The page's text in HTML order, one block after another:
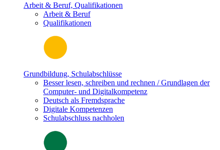
Arbeit & Beruf, Qualifikationen
Arbeit & Beruf
Qualifikationen
Grundbildung, Schulabschlüsse
Besser lesen, schreiben und rechnen / Grundlagen der
Computer- und Digitalkompetenz
Deutsch als Fremdsprache
Digitale Kompetenzen
Schulabschluss nachholen